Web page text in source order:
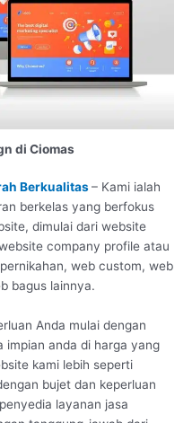
di Ciomas
Berkualitas– Kami ialah
berkelas yang berfokus
dimulai dari website
company profile atau
web custom, web
bagus lainnya.
Anda mulai dengan
impian anda di harga yang
kami lebih seperti
bujet dan keperluan
layanan jasa